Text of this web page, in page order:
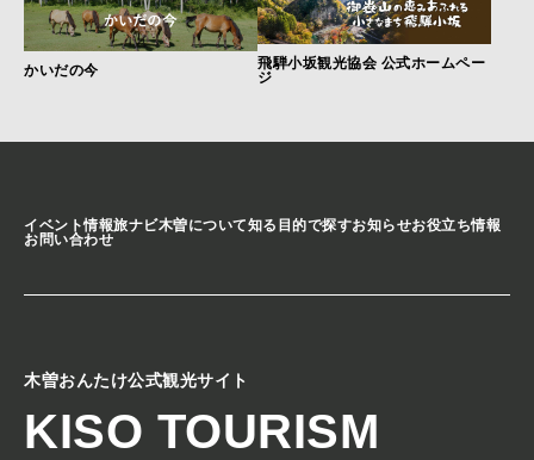
かいだの今
飛騨小坂観光協会 公式ホームペー
ジ
イベント情報旅ナビ木曽について知る 目的で探すお知らせお役立ち情報
お問い合わせ
木曽おんたけ公式観光サイト
KISO TOURISM